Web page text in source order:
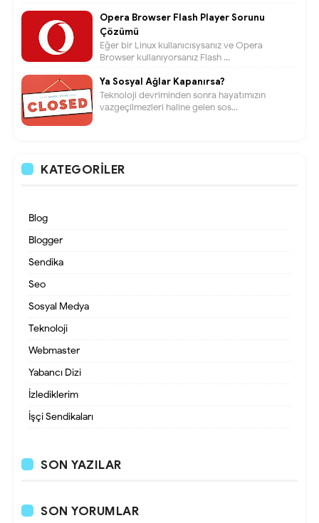
Opera Browser Flash Player Sorunu
Çözümü
Eğer bir Linux kullanıcısysanız ve Opera
Browser kullanıyorsanız Flash ...
Ya Sosyal Ağlar Kapanırsa?
Teknoloji devriminden sonra hayatımızın
vazgeçilmezleri haline gelen sos...
KATEGORILER
Blog
Blogger
Sendika
Seo
Sosyal Medya
Teknoloji
Webmaster
Yabancı Dizi
İzlediklerim
İşçi Sendikaları
SON YAZILAR
SON YORUMLAR